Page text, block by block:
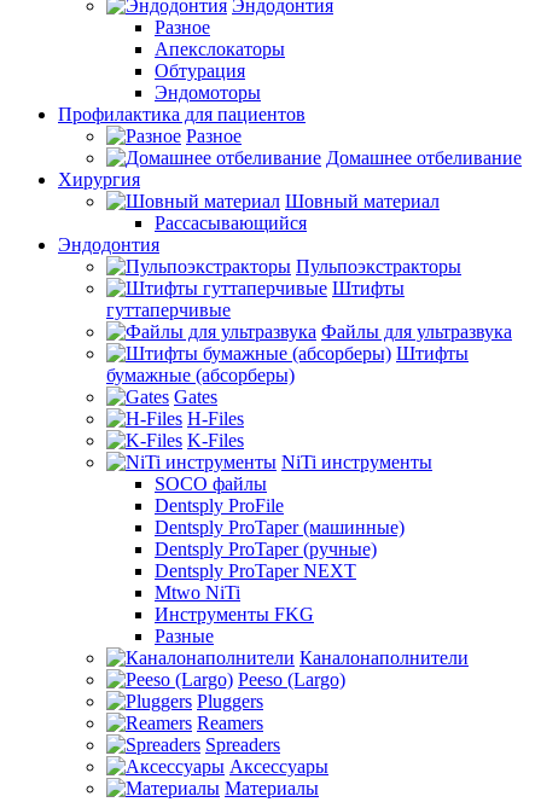
Эндодонтия
Разное
Апекслокаторы
Обтурация
Эндомоторы
Профилактика для пациентов
Разное
Домашнее отбеливание
Хирургия
Шовный материал
Рассасывающийся
Эндодонтия
Пульпоэкстракторы
Штифты
гуттаперчивые
Файлы для ультразвука
Штифты
бумажные (абсорберы)
Gates
H-Files
K-Files
NiTi инструменты
SOCO файлы
Dentsply ProFile
Dentsply ProTaper (машинные)
Dentsply ProTaper (ручные)
Dentsply ProTaper NEXT
Mtwo NiTi
Инструменты FKG
Разные
Каналонаполнители
Peeso (Largo)
Pluggers
Reamers
Spreaders
Аксессуары
Материалы